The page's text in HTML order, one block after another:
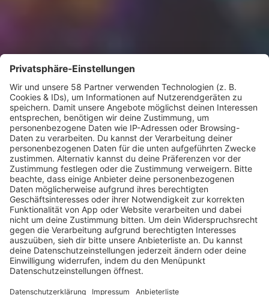
KISS FM presents
ELECTRONIC LOUNGE
Electronic Lounge – Die besten Tunes der Szene.
Immer fresh und on point.
mehr lesen
Programm